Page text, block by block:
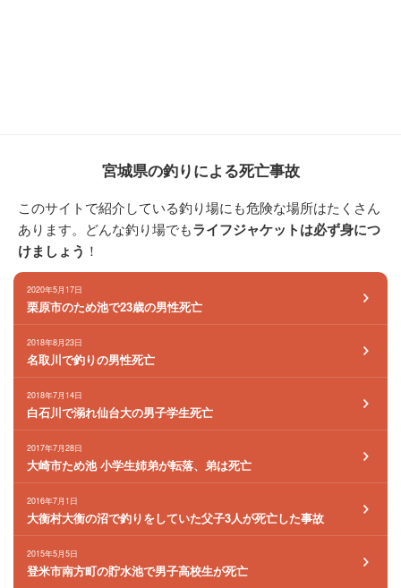
宮城県の釣りによる死亡事故
このサイトで紹介している釣り場にも危険な場所はたくさん
あります。どんな釣り場でもライフジャケットは必ず身につ
けましょう ！
2020年5月17日
栗原市のため池で23歳の男性死亡
2018年8月23日
名取川で釣りの男性死亡
2018年7月14日
白石川で溺れ仙台大の男子学生死亡
2017年7月28日
大崎市ため池 小学生姉弟が転落、弟は死亡
2016年7月1日
大衡村大衡の沼で釣りをしていた父子3人が死亡した事故
2015年5月5日
登米市南方町の貯水池で男子高校生が死亡